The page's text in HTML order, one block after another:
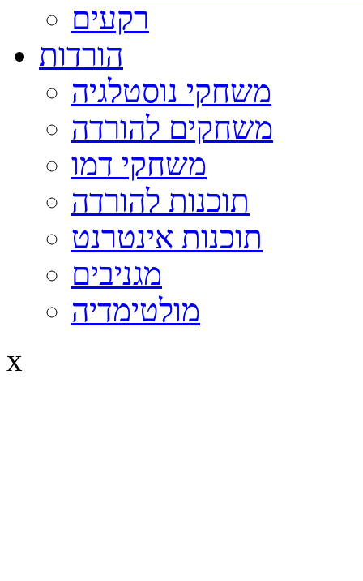
רקעים
הורדות
משחקי נוסטלגיה
משחקים להורדה
משחקי דמו
תוכנות להורדה
תוכנות אינטרנט
מגניבים
מולטימדיה
x